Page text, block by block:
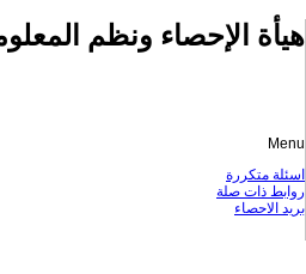
هيأة الإحصاء ونظم
Menu
اسئلة متكررة
روابط ذات صلة
بريد الاحصاء